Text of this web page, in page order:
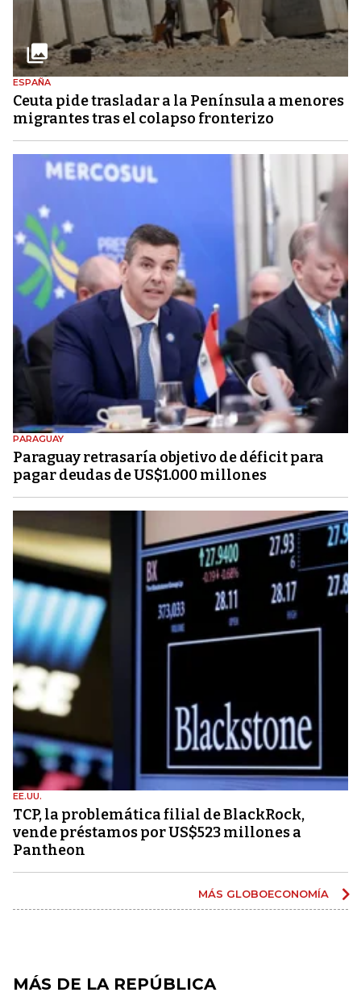
ESPAÑA
Ceuta pide trasladar a la Península a menores
migrantes tras el colapso fronterizo
PARAGUAY
Paraguay retrasaría objetivo de déficit para
pagar deudas de US$1.000 millones
EE.UU.
TCP, la problemática filial de BlackRock,
vende préstamos por US$523 millones a
Pantheon
MÁS GLOBOECONOMÍA
MÁS DE LA REPÚBLICA